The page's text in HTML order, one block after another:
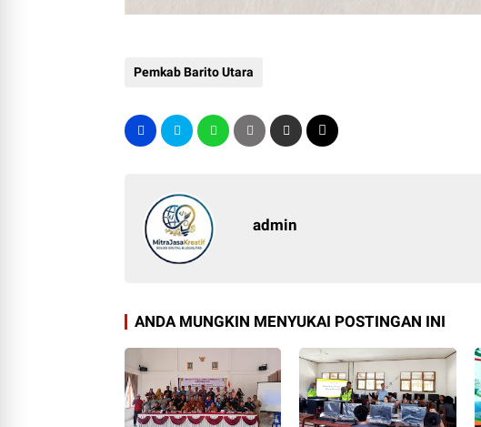
Pemkab Barito Utara
admin
ANDA MUNGKIN MENYUKAI POSTINGAN INI